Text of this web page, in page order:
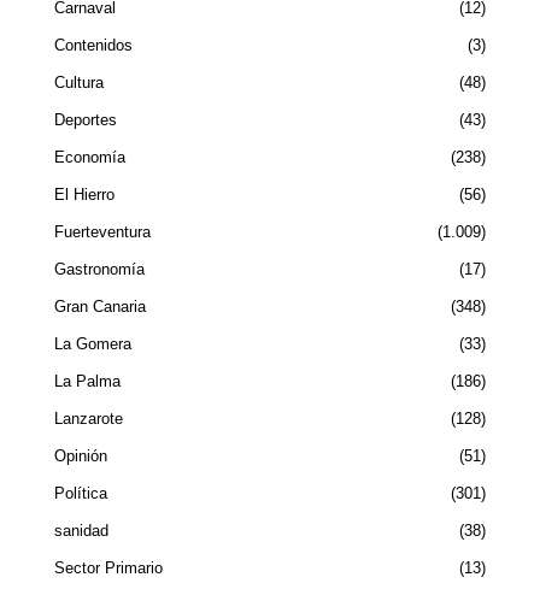
Carnaval 12
Contenidos 3
Cultura 48
Deportes 43
Economía 238
El Hierro 56
Fuerteventura 1.009
Gastronomía 17
Gran Canaria 348
La Gomera 33
La Palma 186
Lanzarote 128
Opinión 51
Política 301
sanidad 38
Sector Primario 13